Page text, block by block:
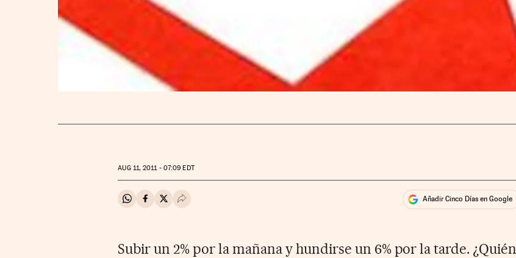
AUG11, 2011 - 07:09 EDT
Compartir en Whatsapp
Compartir en Facebook
Compartir en Twitter
Desplegar Redes Sociales Añadir Cinco Días en Google
Subir un 2% por la mañana y hundirse un 6% por la tarde. ¿Quién